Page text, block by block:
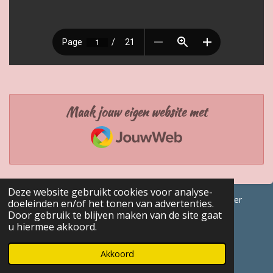
Deze website gebruikt cookies voor analyse-
doeleinden en/of het tonen van advertenties.
Door gebruik te blijven maken van de site gaat
u hiermee akkoord.
Akkoord
Maak jouw eigen website met
JouwWeb
© 2017 - 2026 GENEALOGISCHE Bijdragen Marc Van Acker
Powered byJouwWeb